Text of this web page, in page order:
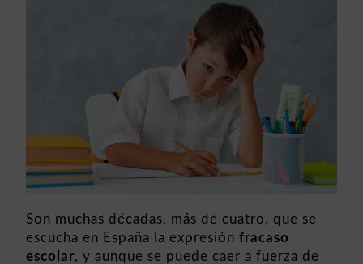
Son muchas décadas, más de cuatro, que se
escucha en España la expresiónfracaso
escolar, y aunque se puede caer a fuerza de